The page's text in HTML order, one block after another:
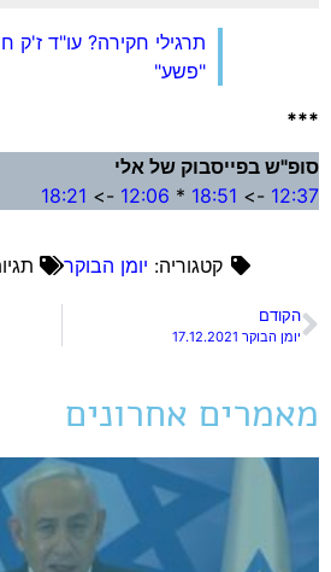
תרגילי חקירה? עו"ד ז'ק חן
"פשע"
בפייסבוק של אלי
->
18:51
*
12:06
->
18:21
קטגוריה:יומן הבוקר תגיות:
הבוקר 17.12.2021
אחרונים